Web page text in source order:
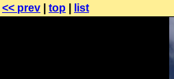
<< prev top list